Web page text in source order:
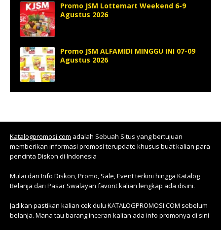
Promo JSM Lottemart Weekend 6-9
Agustus 2026
Promo JSM ALFAMIDI MINGGU INI 07-09
Agustus 2026
Katalogpromosi.com adalah Sebuah Situs yang bertujuan
memberikan informasi promosi terupdate khusus buat kalian para
pencinta Diskon di Indonesia
Mulai dari Info Diskon, Promo, Sale, Event terkini hingga Katalog
Belanja dari Pasar Swalayan favorit kalian lengkap ada disini.
Jadikan pastikan kalian cek dulu KATALOGPROMOSI.COM sebelum
belanja. Mana tau barang inceran kalian ada info promonya di sini